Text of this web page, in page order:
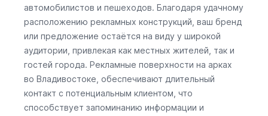
автомобилистов и пешеходов. Благодаря удачному
расположению рекламных конструкций, ваш бренд
или предложение остаётся на виду у широкой
аудитории, привлекая как местных жителей, так и
гостей города. Рекламные поверхности на арках
во Владивостоке, обеспечивают длительный
контакт с потенциальным клиентом, что
способствует запоминанию информации и